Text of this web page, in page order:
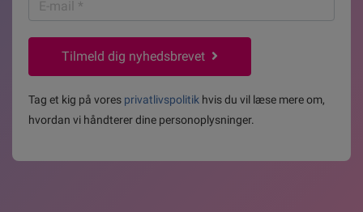
mail
*
Tilmeld dig nyhedsbrevet
Tag et kig på vores privatlivspolitik hvis du vil læse mere om,
hvordan vi håndterer dine personoplysninger.